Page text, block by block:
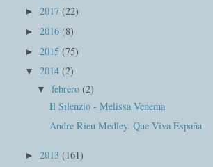
► 2017 (22)
► 2016 (8)
► 2015 (75)
▼ 2014 (2)
▼febrero(2)
Il Silenzio - Melissa Venema
Andre Rieu Medley. Que Viva España
► 2013 (161)